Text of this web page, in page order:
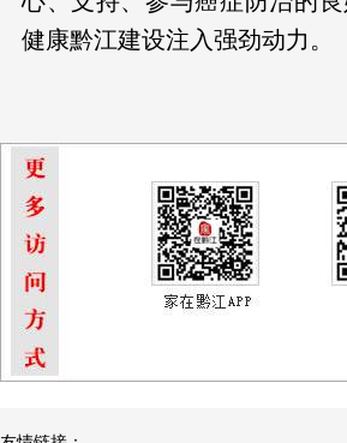
健康黔江建设注入强劲动力。